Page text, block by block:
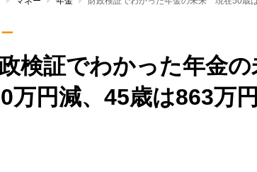
検証でわかった年金
万円減、45歳は863万